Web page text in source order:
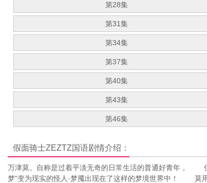
第28集
第31集
第34集
第37集
第40集
第43集
第46集
假面骑士ZEZTZ国语剧情介绍：
万津莫。自称是过着平淡无奇的日常生活的普通好青年，
梦"变为现实的怪人·梦魇出现在了这样的梦境世界中！